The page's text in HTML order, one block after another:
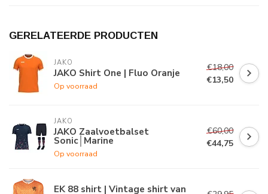
GERELATEERDE PRODUCTEN
JAKO
JAKO Shirt One | Fluo Oranje
Op voorraad
€18,00
€13,50
JAKO
JAKO Zaalvoetbalset
Sonic│Marine
Op voorraad
€60,00
€44,75
EK 88 shirt | Vintage shirt van